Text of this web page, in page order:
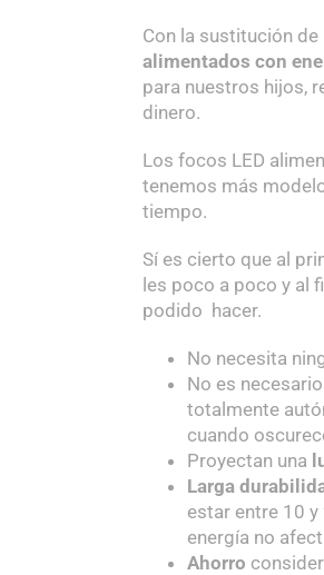
Con la sustitución
alimentados con
para nuestros hijos,
dinero.
Los focos LED
tenemos más
tiempo.
Sí es cierto que al
les poco a poco y al
podido hacer.
No necesita
No es
totalmente
cuando
Proyectan una
Larga
estar entre 10 y
energía no
Ahorro